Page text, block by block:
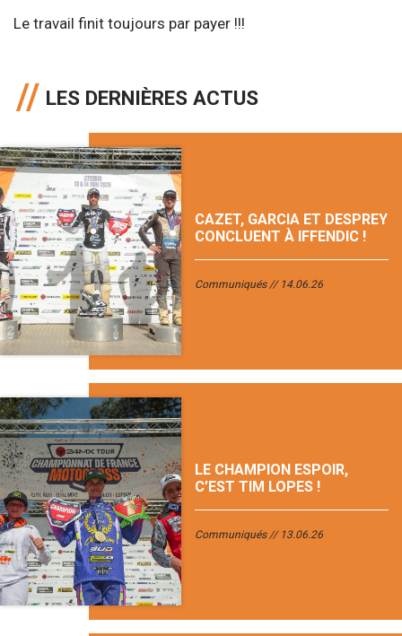
Le travail finit toujours par payer !!!
LES DERNIÈRES ACTUS
CAZET, GARCIA ET DESPREY
CONCLUENT À IFFENDIC !
Communiqués 14.06.26
LE CHAMPION ESPOIR,
C’EST TIM LOPES !
Communiqués 13.06.26